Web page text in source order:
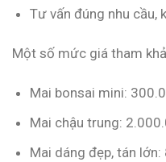
Tư vấn đúng nhu cầu,
Một số mức giá tham
Mai bonsai mini:
Mai chậu trung:
Mai dáng đẹp, tán